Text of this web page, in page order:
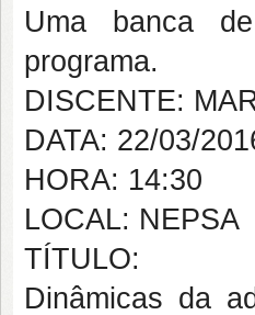
Uma banca
programa.
DISCENTE:
DATA: 22/03/
HORA: 14:30
LOCAL: NEPSA
TÍTULO:
Dinâmicas da